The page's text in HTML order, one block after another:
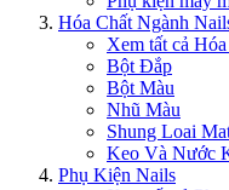
Hóa Chất Ngành
Xem tất cả
Bột Đắp
Bột Màu
Nhũ Màu
Shung Loai
Keo Và Nước
Phụ Kiện Nails